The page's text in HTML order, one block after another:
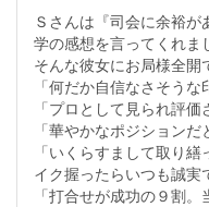
Ｓさんは『司会に余裕
学の感想を言ってくれま
そんな彼女にお局様全開
「何だか自信なさそうな
「プロとして見られ評
「華やかなポジションだ
「いくらすまして取り
イク握ったらいつも誠実
「打合せが成功の９割。